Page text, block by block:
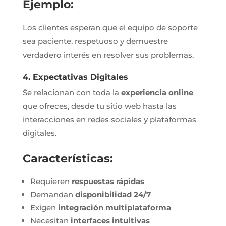
Ejemplo:
Los clientes esperan que el equipo de soporte
sea paciente, respetuoso y demuestre
verdadero interés en resolver sus problemas.
4. Expectativas Digitales
Se relacionan con toda la experiencia online
que ofreces, desde tu sitio web hasta las
interacciones en redes sociales y plataformas
digitales.
Características:
Requieren respuestas rápidas
Demandan disponibilidad 24/7
Exigen integración multiplataforma
Necesitan interfaces intuitivas